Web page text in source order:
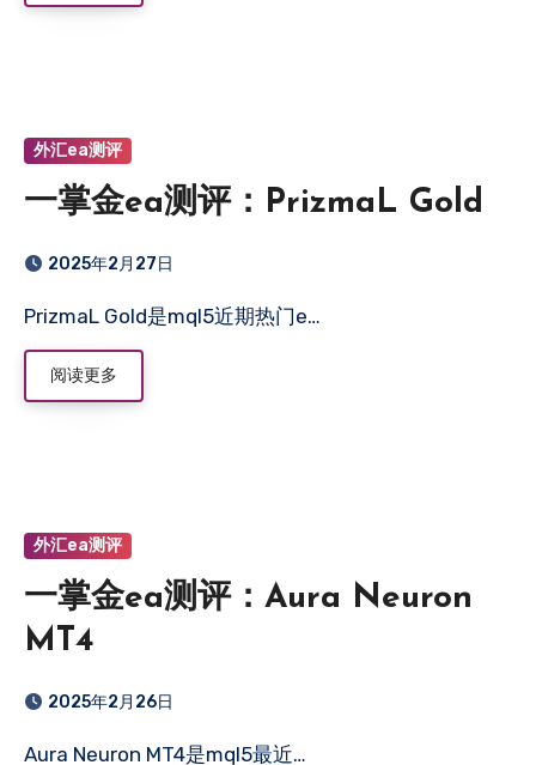
外汇ea测评
一掌金ea测评：PrizmaL Gold
2025年2月27日
PrizmaL Gold是mql5近期热门e…
阅读更多
外汇ea测评
一掌金ea测评：Aura Neuron
MT4
2025年2月26日
Aura Neuron MT4是mql5最近…